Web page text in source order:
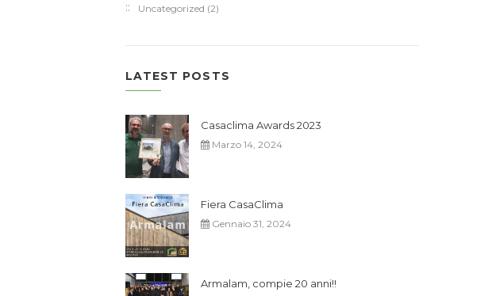
Uncategorized (2)
LATEST POSTS
Casaclima Awards 2023
Marzo 14, 2024
Fiera CasaClima
Gennaio 31, 2024
Armalam, compie 20 anni!!